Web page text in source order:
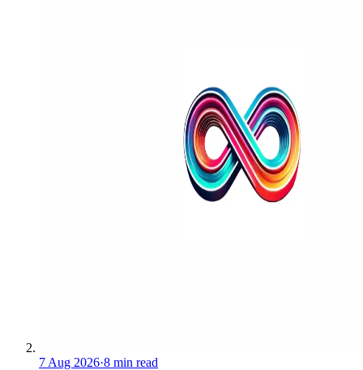
7 Aug 2026·8 min read